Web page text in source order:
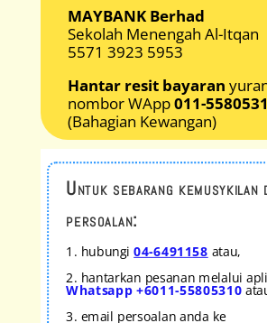
MAYBANK Berhad
Sekolah Menengah Al-Itqan
5571 3923 5953
Hantar resit bayaran
nombor WApp011-
(Bahagian Kewangan)
Untuk sebarang kemusykilan
persoalan:
1. hubungi 04-6491158 atau,
2. hantarkan pesanan melalui
Whatsapp +6011-55805310
3. email persoalan anda ke